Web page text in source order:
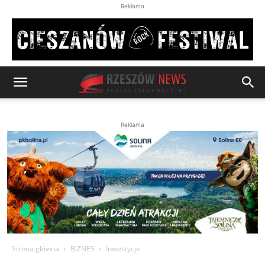
Reklama
Reklama
Strona główna BIZNES Inwestycje